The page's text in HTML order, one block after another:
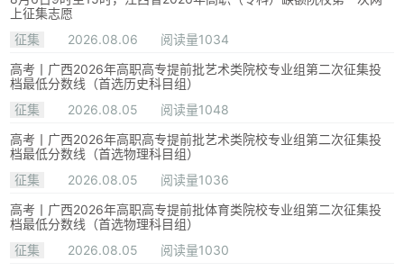
上征集志愿
征集
2026.08.06
阅读量1034
高考丨广西2026年高职高专提前批艺术类院校专业组第二次征集投
档最低分数线（首选历史科目组）
征集
2026.08.05
阅读量1048
高考丨广西2026年高职高专提前批艺术类院校专业组第二次征集投
档最低分数线（首选物理科目组）
征集
2026.08.05
阅读量1036
高考丨广西2026年高职高专提前批体育类院校专业组第二次征集投
档最低分数线（首选物理科目组）
征集
2026.08.05
阅读量1030